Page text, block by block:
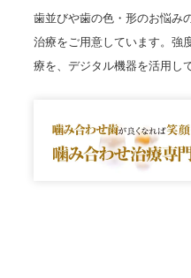
歯並びや歯の色・形のお悩み
治療をご用意しています。強
療を、デジタル機器を活用し